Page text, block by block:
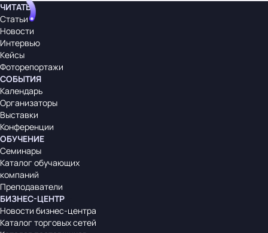
ЧИТАТЬ
Статьи
Новости
Интервью
Кейсы
Фоторепортажи
СОБЫТИЯ
Календарь
Организаторы
Выставки
Конференции
ОБУЧЕНИЕ
Семинары
Каталог обучающих
компаний
Преподаватели
БИЗНЕС-ЦЕНТР
Новости бизнес-центра
Каталог торговых сетей